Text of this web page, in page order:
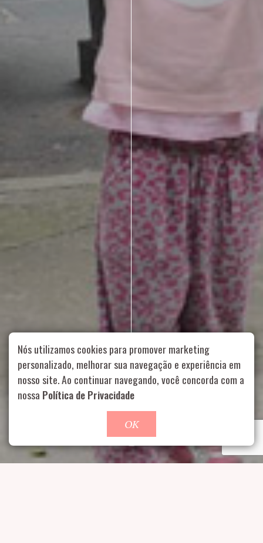
Rua Aurélia, 1714 – Vila Romana, São Paulo – SP | 55 11
99178-5848 | contato@nucleofood.com
Role para continar
Nós utilizamos cookies para promover marketing
personalizado, melhorar sua navegação e experiência em
nosso site. Ao continuar navegando, você concorda com a
nossa Política de Privacidade
OK